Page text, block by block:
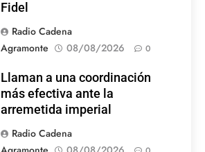
Fidel
Radio Cadena
Agramonte
08/08/2026 0
Llaman a una coordinación
más efectiva ante la
arremetida imperial
Radio Cadena